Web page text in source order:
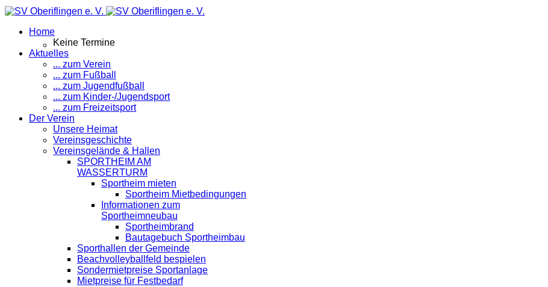
Home
Keine Termine
Aktuelles
... zum Verein
... zum Fußball
... zum Jugendfußball
... zum Kinder-/Jugendsport
... zum Freizeitsport
Der Verein
Unsere Heimat
Vereinsgeschichte
Vereinsgelände & Hallen
SPORTHEIM AM
WASSERTURM
Sportheim mieten
Sportheim Mietbedingungen
Informationen zum
Sportheimneubau
Sportheimbrand
Bautagebuch Sportheimbau
Sporthallen der Gemeinde
Beachvolleyballfeld bespielen
Sondermietpreise Sportanlage
Mietpreise für Festbedarf